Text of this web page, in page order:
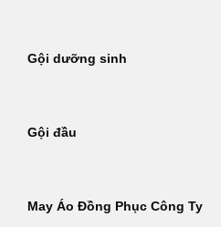
Gội dưỡng sinh
Gội đầu
May Áo Đồng Phục Công Ty